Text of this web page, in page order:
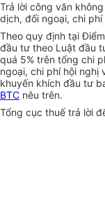
Trả lời công văn
dịch, đối ngoại, chi
Theo quy định tại
đầu tư theo Luật đầu
quá 5% trên tổng chi
ngoại, chi phí hội nghị
khuyến khích đầu tư
BTC nêu trên.
Tổng cục thuế trả lời